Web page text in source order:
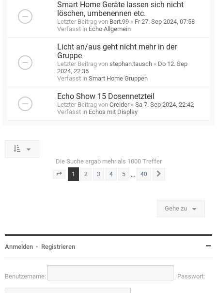
Smart Home Geräte lassen sich nicht
löschen, umbenennen etc.
Letzter Beitrag von Bert.99 « Fr 27. Sep 2024, 07:58
Verfasst in Echo Allgemein
Licht an/aus geht nicht mehr in der
Gruppe
Letzter Beitrag von stephan.tausch « Do 12. Sep
2024, 22:35
Verfasst in Smart Home Gruppen
Echo Show 15 Dosennetzteil
Letzter Beitrag von Oreider« Sa 7. Sep 2024, 22:42
Verfasst in Echos mit Display
Die Suche ergab mehr als 1000 Treffer
Seite von 40
1 2 3 4 5 … 40
Gehe zu
Anmelden • Registrieren
Benutzername: Passwort: